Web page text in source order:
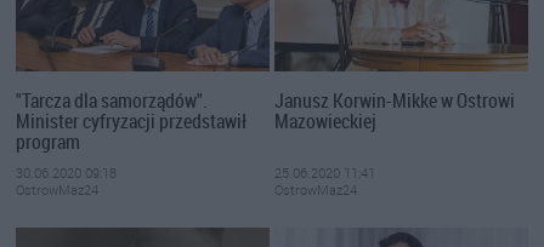
"Tarcza dla samorządów".
Minister cyfryzacji przedstawił
program
30.06.2020 09:18
OstrowMaz24
Janusz Korwin-Mikke w Ostrowi
Mazowieckiej
25.06.2020 11:41
OstrowMaz24